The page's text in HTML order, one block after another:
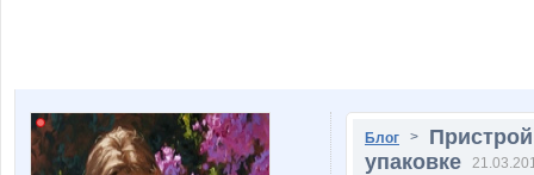
Блог >
упаковке